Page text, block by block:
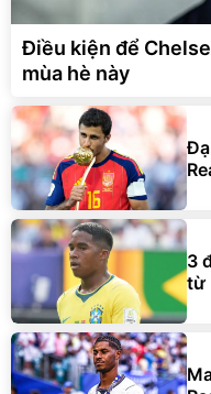
Indonesia
Thailand
Timor-Leste
Vietnam
Philippines
Malaysia
Điều kiện để
mùa hè này
3
từ